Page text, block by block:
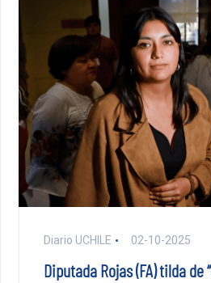
Diario UCHILE 02-10-2025
Diputada Rojas (FA) tilda de